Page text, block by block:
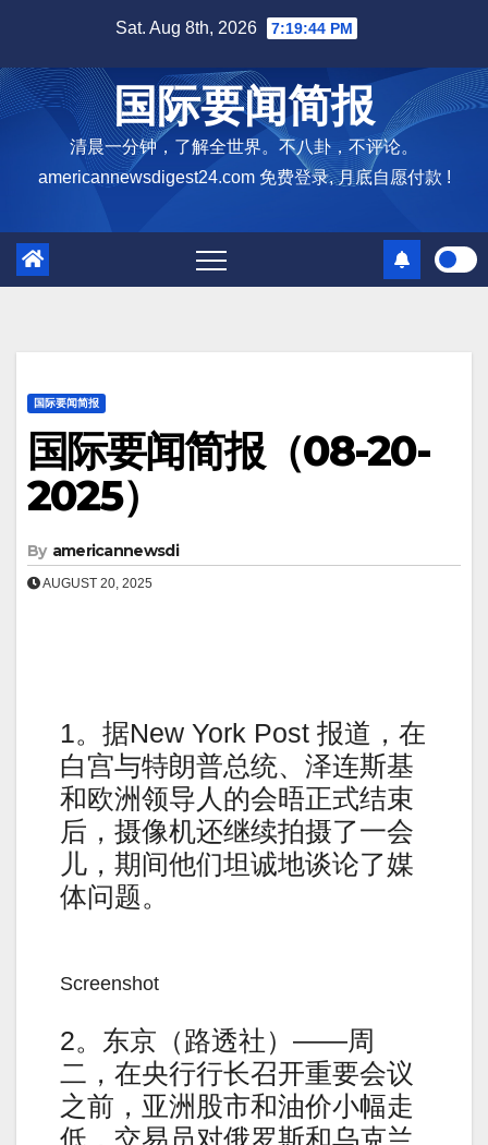
content
Sat. Aug 8th, 2026 7:19:45 PM
国际要闻简报
清晨一分钟，了解全世界。不八卦，不评论。
americannewsdigest24.com 免费登录, 月底自愿付款 !
国际要闻简报
国际要闻简报（08-20-
2025）
By americannewsdi
AUGUST 20, 2025
1。据New York Post 报道，在
白宫与特朗普总统、泽连斯基
和欧洲领导人的会晤正式结束
后，摄像机还继续拍摄了一会
儿，期间他们坦诚地谈论了媒
体问题。
Screenshot
2。东京（路透社）——周
二，在央行行长召开重要会议
之前，亚洲股市和油价小幅走
低，交易员对俄罗斯和乌克兰